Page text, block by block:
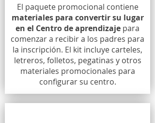
El paquete promocional contiene
materiales para convertir su lugar
en el Centro de aprendizaje para
comenzar a recibir a los padres para
la inscripción. El kit incluye carteles,
letreros, folletos, pegatinas y otros
materiales promocionales para
configurar su centro.